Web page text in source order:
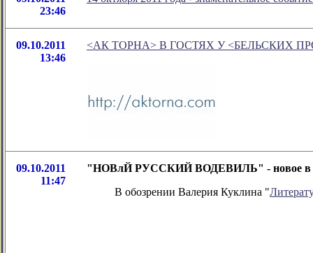
23:46
09.10.2011
13:46
<АК ТОРНА> В ГОСТЯХ У <БЕЛЬСКИХ
09.10.2011
11:47
"НОВлЙ РУССКИЙ ВОДЕВИЛЬ" - новое в
В обозрении Валерия Куклина "